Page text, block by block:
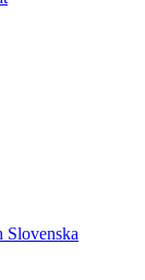
Slovenska